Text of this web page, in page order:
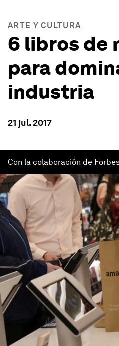
ARTE Y CULTURA
6 libros de
para
industria
21 jul. 2017
Con la colaboración de